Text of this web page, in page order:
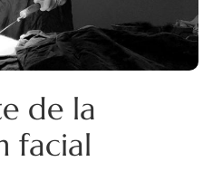
de la
facial